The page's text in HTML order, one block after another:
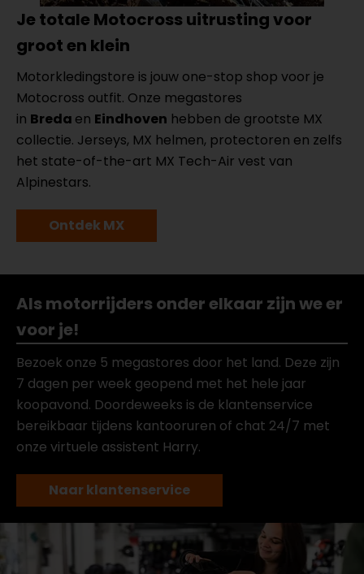
Je totale Motocross uitrusting voor
groot en klein
Motorkledingstore is jouw one-stop shop voor je
Motocross outfit. Onze megastores
in Breda en Eindhoven hebben de grootste MX
collectie. Jerseys, MX helmen, protectoren en zelfs
het state-of-the-art MX Tech-Air vest van
Alpinestars.
Ontdek MX
Als motorrijders onder elkaar zijn we er
voor je!
Bezoek onze 5 megastores door het land. Deze zijn
7 dagen per week geopend met het hele jaar
koopavond. Doordeweeks is de klantenservice
bereikbaar tijdens kantooruren of chat 24/7 met
onze virtuele assistent Harry.
Naar klantenservice